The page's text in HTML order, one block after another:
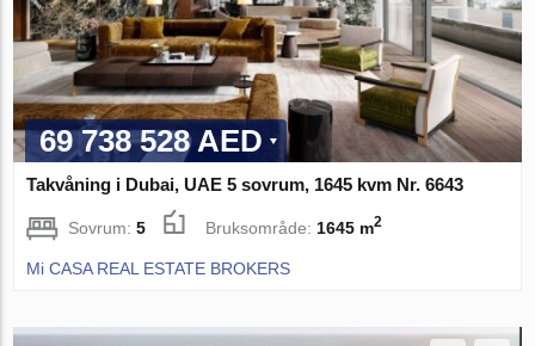
69 738 528 AED
Takvåning i Dubai, UAE 5 sovrum, 1645 kvm Nr. 6643
Sovrum:5 Bruksområde: 1645 m2
Mi CASA REAL ESTATE BROKERS